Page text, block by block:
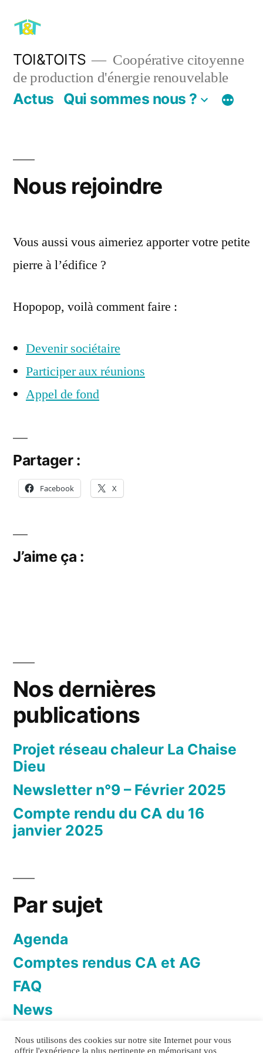
contenu
TOI&TOITS
Coopérative citoyenne
de production d'énergie renouvelable
Actus Qui sommes nous ?
Nous rejoindre
Vous aussi vous aimeriez apporter votre petite
pierre à l’édifice ?
Hopopop, voilà comment faire :
Devenir sociétaire
Participer aux réunions
Appel de fond
Partager :
Facebook X
J’aime ça :
Nos dernières
publications
Projet réseau chaleur La Chaise
Dieu
Newsletter n°9 – Février 2025
Compte rendu du CA du 16
janvier 2025
Par sujet
Agenda
Comptes rendus CA et AG
FAQ
News
Newsletter
Nous utilisons des cookies sur notre site Internet pour vous
offrir l'expérience la plus pertinente en mémorisant vos